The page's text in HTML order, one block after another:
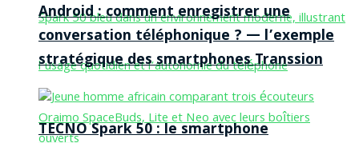
TECNO Spark 50 : le smartphone
Android : comment enregistrer une
conversation téléphonique ? — l’exemple
stratégique des smartphones Transsion